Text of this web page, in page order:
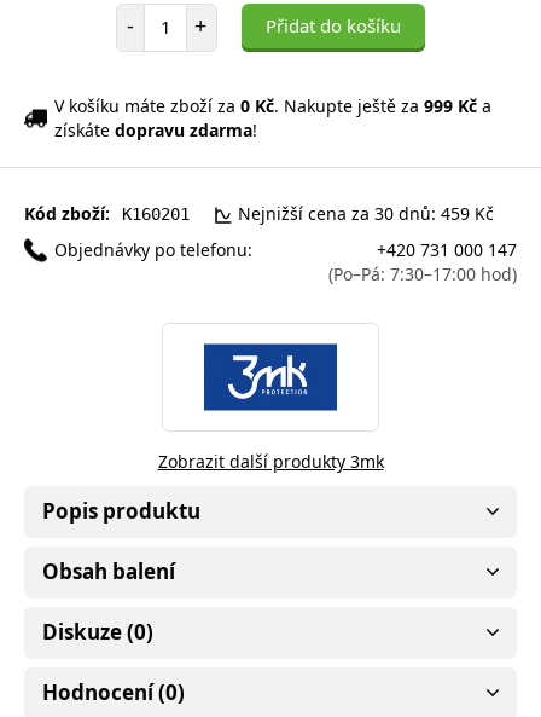
- Počet položek
+ Přidat do košíku
V košíku máte zboží za 0 Kč. Nakupte ještě za 999 Kč a
získáte dopravu zdarma!
Kód zboží: K160201
Nejnižší cena za 30 dnů: 459 Kč
Objednávky po telefonu:
+420 731 000 147
(Po–Pá: 7:30–17:00 hod)
Zobrazit další produkty 3mk
Popis produktu
Obsah balení
Diskuze (0)
Hodnocení (0)